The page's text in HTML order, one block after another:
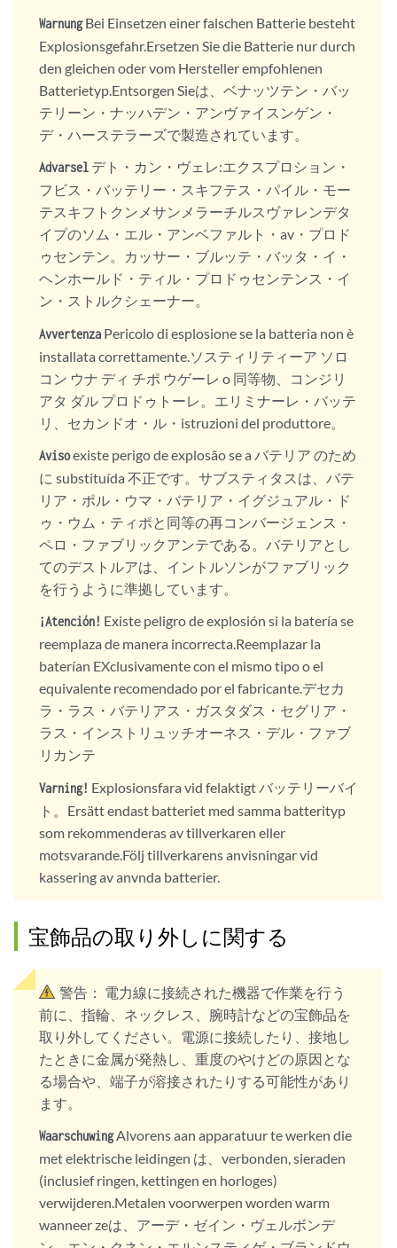
WarnungBei Einsetzen einer falschen Batterie besteht
Explosionsgefahr.Ersetzen Sie die Batterie nur durch
den gleichen oder vom Hersteller empfohlenen
Batterietyp.Entsorgen Sieは、ベナッツテン・バッ
テリーン・ナッハデン・アンヴァイスンゲン・
デ・ハーステラーズで製造されています。
Advarsel デト・カン・ヴェレ:エクスプロション・
フビス・バッテリー・スキフテス・パイル・モー
テスキフトクンメサンメラーチルスヴァレンデタ
イプのソム・エル・アンベファルト・av・プロド
ゥセンテン。カッサー・ブルッテ・バッタ・イ・
ヘンホールド・ティル・プロドゥセンテンス・イ
ン・ストルクシェーナー。
Avvertenza Pericolo di esplosione se la batteria non è
installata correttamente.ソスティリティーア ソロ
コン ウナ ディ チポ ウゲーレ o 同等物、コンジリ
アタ ダル プロドゥトーレ。エリミナーレ・バッテ
リ、セカンドオ・ル・istruzioni del produttore。
Avisoexiste perigo de explosão se a バテリア のため
に substituída 不正です。サブスティタスは、バテ
リア・ポル・ウマ・バテリア・イグジュアル・ド
ゥ・ウム・ティポと同等の再コンバージェンス・
ペロ・ファブリックアンテである。バテリアとし
てのデストルアは、イントルソンがファブリック
を行うように準拠しています。
¡Atención! Existe peligro de explosión si la batería se
reemplaza de manera incorrecta.Reemplazar la
baterían EXclusivamente con el mismo tipo o el
equivalente recomendado por el fabricante.デセカ
ラ・ラス・バテリアス・ガスタダス・セグリア・
ラス・インストリュッチオーネス・デル・ファブ
リカンテ
Varning! Explosionsfara vid felaktigt バッテリーバイ
ト。Ersätt endast batteriet med samma batterityp
som rekommenderas av tillverkaren eller
motsvarande.Följ tillverkarens anvisningar vid
kassering av anvnda batterier.
宝飾品の取り外しに関する
警告： 電力線に接続された機器で作業を行う
前に、指輪、ネックレス、腕時計などの宝飾品を
取り外してください。電源に接続したり、接地し
たときに金属が発熱し、重度のやけどの原因とな
る場合や、端子が溶接されたりする可能性があり
ます。
WaarschuwingAlvorens aan apparatuur te werken die
met elektrische leidingen は、verbonden, sieraden
(inclusief ringen, kettingen en horloges)
verwijderen.Metalen voorwerpen worden warm
wanneer zeは、アーデ・ゼイン・ヴェルボンデ